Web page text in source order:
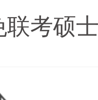
联考硕士